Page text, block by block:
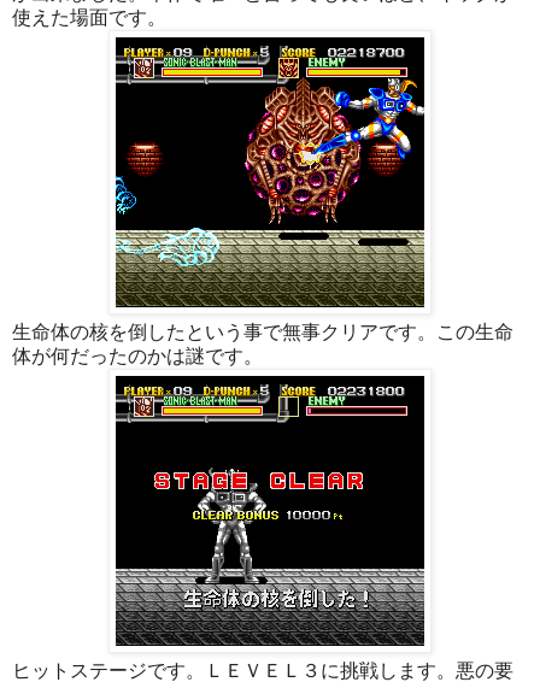
使えた場面です。
生命体の核を倒したという事で無事クリアです。この生命
体が何だったのかは謎です。
ヒットステージです。ＬＥＶＥＬ３に挑戦します。悪の要